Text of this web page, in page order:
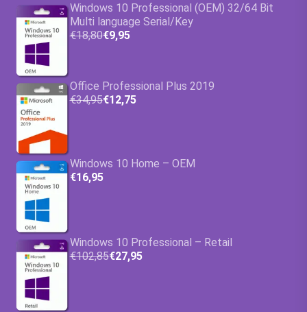
Windows 10 Professional (OEM) 32/64 Bit
Multi language Serial/Key
€18,80€9,95
Office Professional Plus 2019
€34,95€12,75
Windows 10 Home – OEM
€16,95
Windows 10 Professional – Retail
€102,85€27,95